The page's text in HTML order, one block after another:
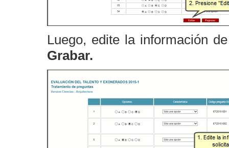
Luego, edite la información
Grabar.